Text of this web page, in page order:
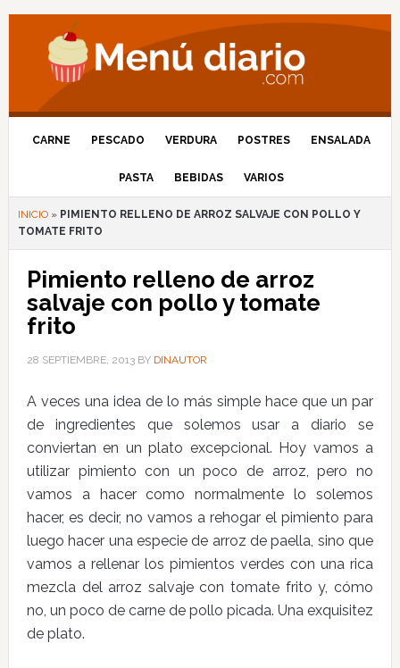
CARNE PESCADO VERDURA POSTRES ENSALADA
PASTA BEBIDAS VARIOS
INICIO» PIMIENTO RELLENO DE ARROZ SALVAJE CON POLLO Y
TOMATE FRITO
Pimiento relleno de arroz
salvaje con pollo y tomate
frito
28 SEPTIEMBRE, 2013BY DINAUTOR
A veces una idea de lo más simple hace que un par
de ingredientes que solemos usar a diario se
conviertan en un plato excepcional. Hoy vamos a
utilizar pimiento con un poco de arroz, pero no
vamos a hacer como normalmente lo solemos
hacer, es decir, no vamos a rehogar el pimiento para
luego hacer una especie de arroz de paella, sino que
vamos a rellenar los pimientos verdes con una rica
mezcla del arroz salvaje con tomate frito y, cómo
no, un poco de carne de pollo picada. Una exquisitez
de plato.